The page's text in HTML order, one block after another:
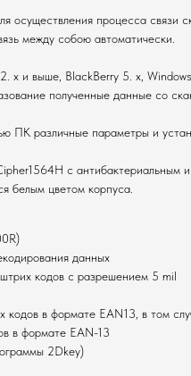
осуществления процесса связи
между собою автоматически.
x и выше, BlackBerry 5. x,
полученные данные со
ПК различные параметры и
с
белым цветом корпуса.
данных
кодов с разрешением 5 mil
в формате EAN13, в том
в формате EAN-13
2Dkey)